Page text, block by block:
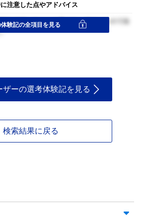
注意した点やアドバイス
なので、ちょっと臭くなってもいいので自
体験記の全項目を見る
ザーの選考体験記を見る
検索結果に戻る